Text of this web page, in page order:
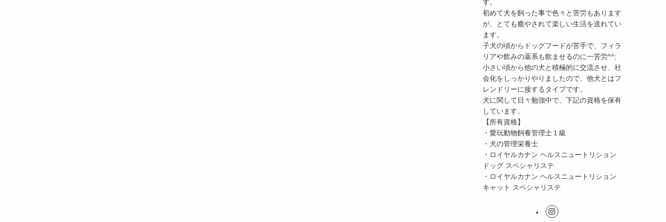
す。
初めて犬を飼った事で色々と苦労もあります
が、とても癒やされて楽しい生活を送れてい
ます。
子犬の頃からドッグフードが苦手で、フィラ
リアや飲みの薬系も飲ませるのに一苦労^^;
小さい頃から他の犬と積極的に交流させ、社
会化をしっかりやりましたので、他犬とはフ
レンドリーに接するタイプです。
犬に関して日々勉強中で、下記の資格を保有
しています。
【所有資格】
・愛玩動物飼養管理士１級
・犬の管理栄養士
・ロイヤルカナン ヘルスニュートリション
ドッグ スペシャリステ
・ロイヤルカナン ヘルスニュートリション
キャット スペシャリステ